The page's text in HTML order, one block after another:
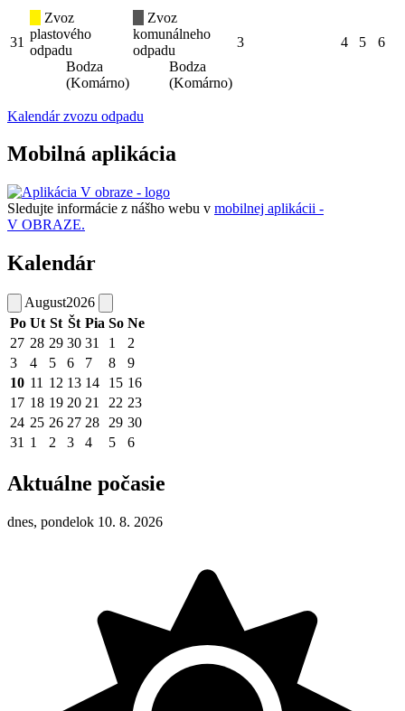
31
Zvoz
plastového
odpadu
Bodza
(Komárno)
Zvoz
komunálneho
odpadu
Bodza
(Komárno)
3 4 5 6
Kalendár zvozu odpadu
Mobilná aplikácia
Sledujte informácie z nášho webu v mobilnej aplikácii -
V OBRAZE.
Kalendár
August2026
Po Ut St Št Pia So Ne
27 28 29 30 31 1
2
3
4 5 6 7 8
9
10 11 12 13 14 15 16
17 18 19 20 21 22 23
24 25 26 27 28 29 30
31 1 2 3 4 5 6
Aktuálne počasie
dnes, pondelok 10. 8. 2026